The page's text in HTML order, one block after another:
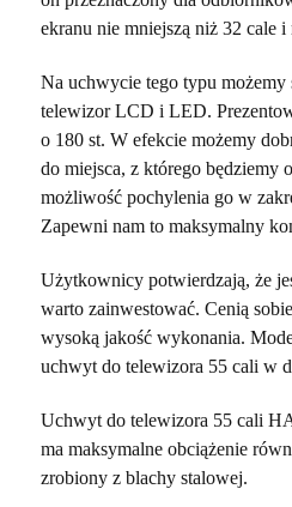
ekranu nie mniejszą niż 32 cale
Na uchwycie tego typu możemy
telewizor LCD i LED.
o 180 st. W efekcie możemy
do miejsca, z którego będziemy
możliwość pochylenia go w
Zapewni nam to maksymalny
Użytkownicy potwierdzają, że
warto zainwestować. Cenią
wysoką jakość wykonania.
uchwyt do telewizora 55 cali w
Uchwyt do telewizora 55 cali
ma maksymalne obciążenie
zrobiony z blachy stalowej.